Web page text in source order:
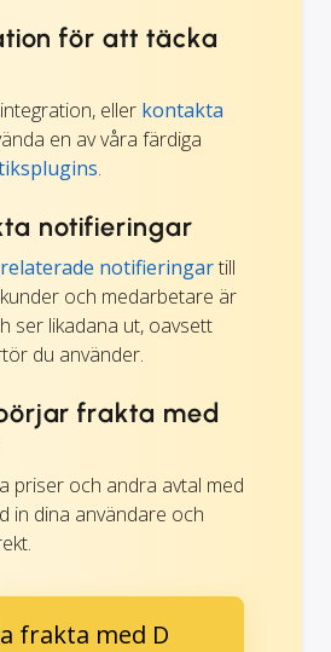
för att täcka
eller kontakta
en av våra färdiga
.
notifieringar
notifieringartill
och medarbetare är
ser likadana ut, oavsett
du använder.
frakta med
priser och andra avtal med
in dina användare och
frakta med D